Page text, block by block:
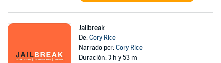
Jailbreak
De:Cory Rice
Narrado por:Cory Rice
Duración: 3 h y 53 m